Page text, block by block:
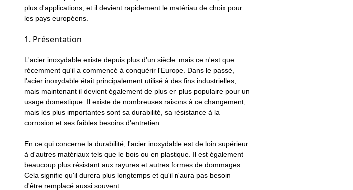
plus d'applications, et il devient rapidement le matériau de choix pour
les pays européens.
1. Présentation
L'acier inoxydable existe depuis plus d'un siècle, mais ce n'est que
récemment qu'il a commencé à conquérir l'Europe. Dans le passé,
l'acier inoxydable était principalement utilisé à des fins industrielles,
mais maintenant il devient également de plus en plus populaire pour un
usage domestique. Il existe de nombreuses raisons à ce changement,
mais les plus importantes sont sa durabilité, sa résistance à la
corrosion et ses faibles besoins d'entretien.
En ce qui concerne la durabilité, l'acier inoxydable est de loin supérieur
à d'autres matériaux tels que le bois ou en plastique. Il est également
beaucoup plus résistant aux rayures et autres formes de dommages.
Cela signifie qu'il durera plus longtemps et qu'il n'aura pas besoin
d'être remplacé aussi souvent.